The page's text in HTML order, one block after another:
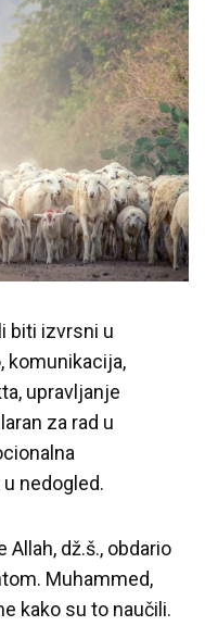
biti izvrsni u
komunikacija,
upravljanje
za rad u
nedogled.
Allah, dž.š., obdario
Muhammed,
kako su to naučili.